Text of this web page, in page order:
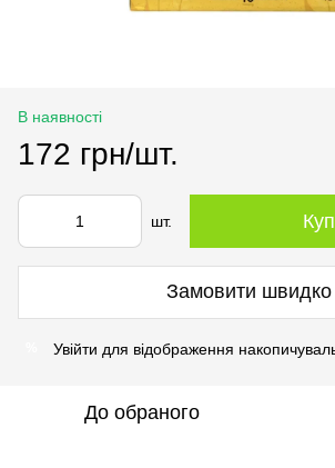
В наявності
172 грн/шт.
шт.
Замовити швидко
Увійти для відображення
До обраного